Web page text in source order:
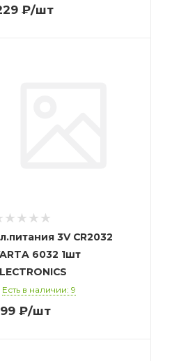
₽/шт
3V CR2032
6032 1шт
Есть в наличии: 9
₽/шт